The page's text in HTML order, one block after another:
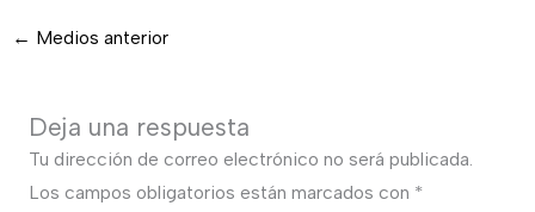
← Medios anterior
Deja una respuesta
Tu dirección de correo electrónico no será publicada.
Los campos obligatorios están marcados con *